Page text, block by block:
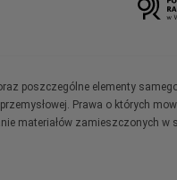
poszczególne elementy
Prawa o których
materiałów zamieszczonych